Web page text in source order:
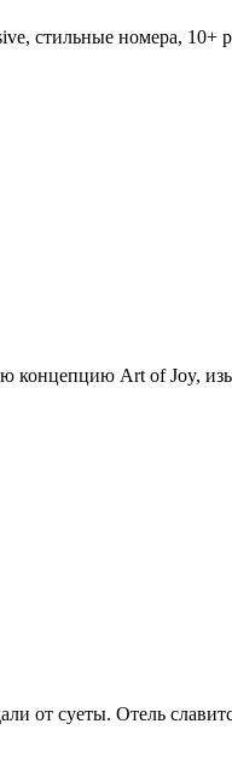
стильные номера, 10+
концепцию Art of Joy,
от суеты. Отель